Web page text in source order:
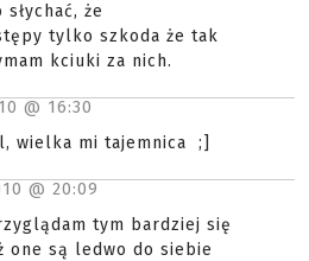
że
tylko szkoda że tak
kciuki za nich.
@ 16:30
wielka mi tajemnica ;]
@ 20:09
tym bardziej się
one są ledwo do siebie